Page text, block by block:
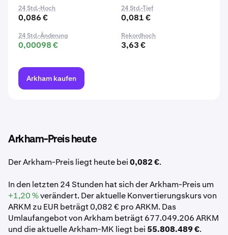
24 Std.-Hoch
0,086 €
24 Std.-Tief
0,081 €
24 Std.-Änderung
0,00098 €
Rekordhoch
3,63 €
Arkham kaufen
Arkham-Preis heute
Der Arkham-Preis liegt heute bei0,082 €.
In den letzten 24 Stunden hat sich der Arkham-Preis um
+1,20 %verändert. Der aktuelle Konvertierungskurs von
ARKM zu EUR beträgt 0,082 € pro ARKM. Das
Umlaufangebot von Arkham beträgt 677.049.206 ARKM
und die aktuelle Arkham-MK liegt bei 55.808.489 €.